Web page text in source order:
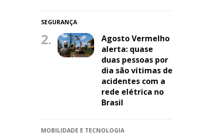
SEGURANÇA
2.
Agosto Vermelho
alerta: quase
duas pessoas por
dia são vítimas de
acidentes com a
rede elétrica no
Brasil
MOBILIDADE E TECNOLOGIA